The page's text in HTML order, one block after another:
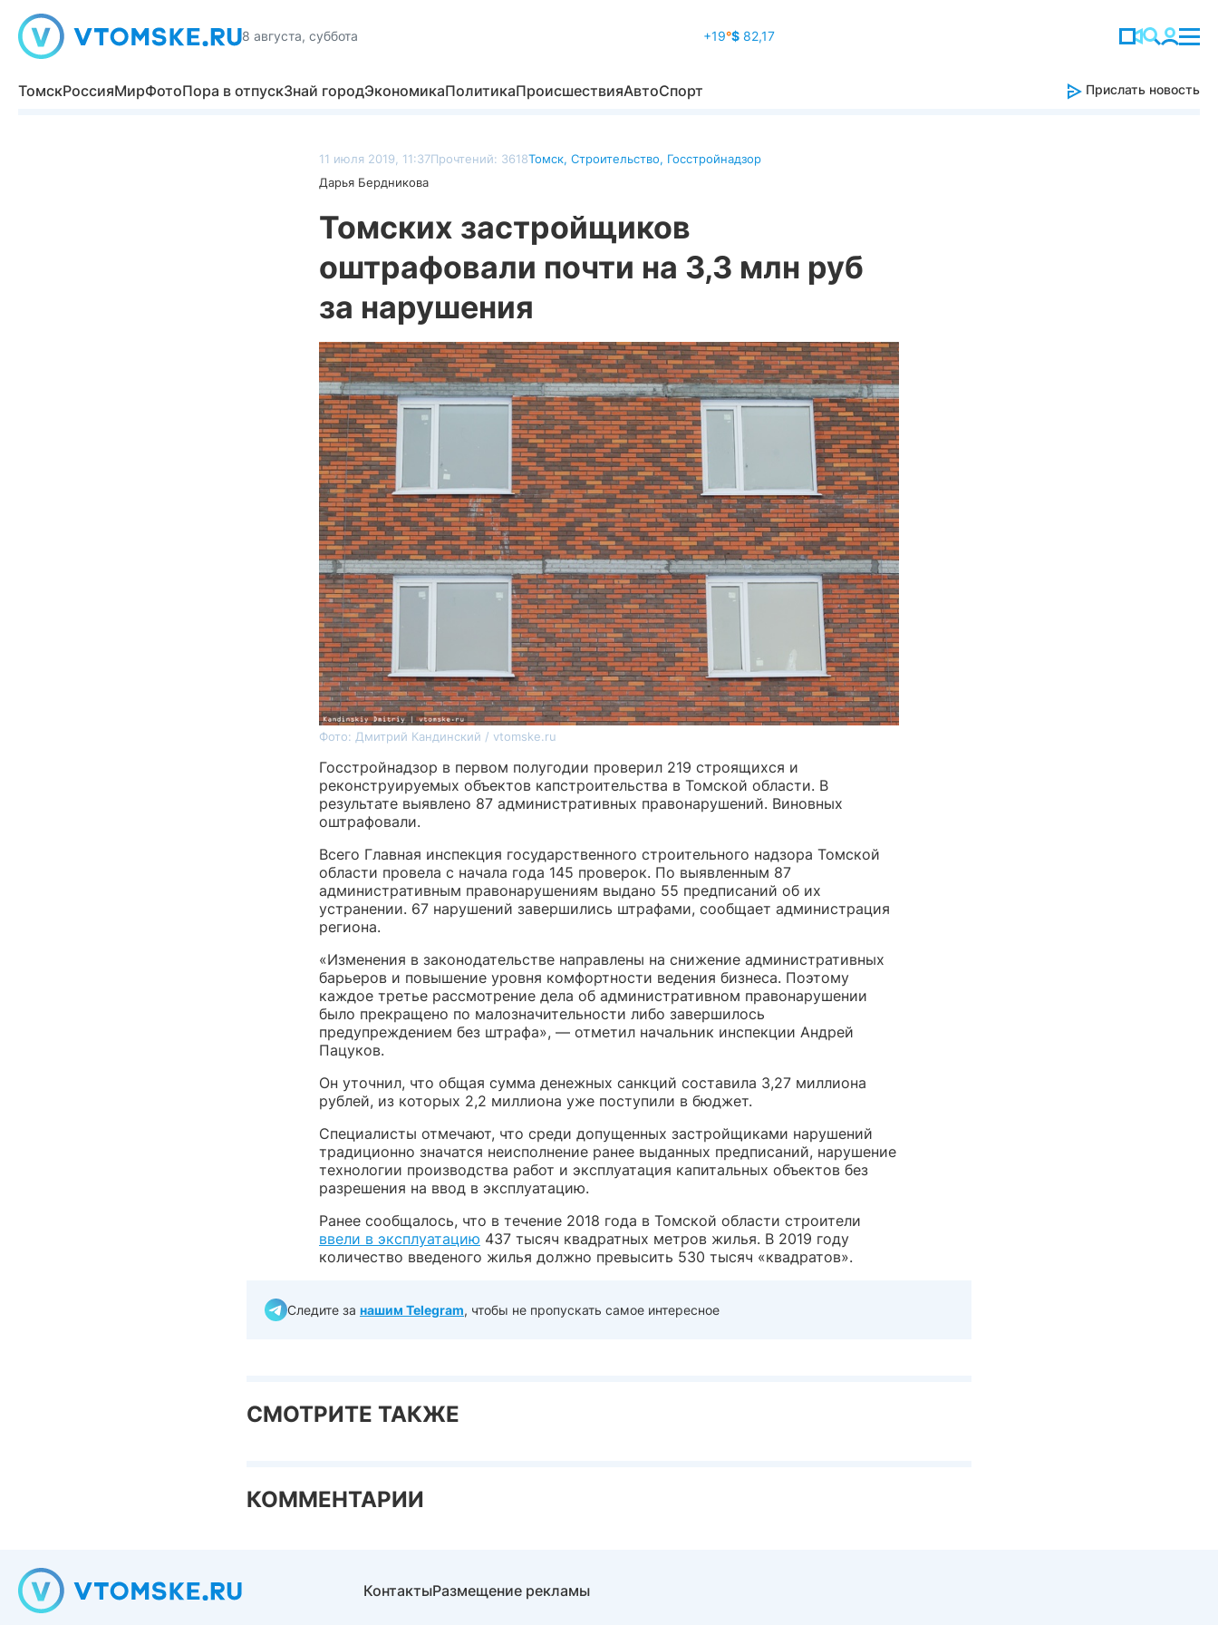
8 августа, суббота +19°$82,17
ТомскРоссияМирФотоПора в отпускЗнай городЭкономикаПолитикаПроисшествияАвтоСпорт Прислать новость
11 июля 2019, 11:37Прочтений: 3618Томск, Строительство, Госстройнадзор
Дарья Бердникова
Томских застройщиков
оштрафовали почти на 3,3 млн руб
за нарушения
Фото: Дмитрий Кандинский / vtomske.ru
Госстройнадзор в первом полугодии проверил 219 строящихся и
реконструируемых объектов капстроительства в Томской области. В
результате выявлено 87 административных правонарушений. Виновных
оштрафовали.
Всего Главная инспекция государственного строительного надзора Томской
области провела с начала года 145 проверок. По выявленным 87
административным правонарушениям выдано 55 предписаний об их
устранении. 67 нарушений завершились штрафами, сообщает администрация
региона.
«Изменения в законодательстве направлены на снижение административных
барьеров и повышение уровня комфортности ведения бизнеса. Поэтому
каждое третье рассмотрение дела об административном правонарушении
было прекращено по малозначительности либо завершилось
предупреждением без штрафа», — отметил начальник инспекции Андрей
Пацуков.
Он уточнил, что общая сумма денежных санкций составила 3,27 миллиона
рублей, из которых 2,2 миллиона уже поступили в бюджет.
Специалисты отмечают, что среди допущенных застройщиками нарушений
традиционно значатся неисполнение ранее выданных предписаний, нарушение
технологии производства работ и эксплуатация капитальных объектов без
разрешения на ввод в эксплуатацию.
Ранее сообщалось, что в течение 2018 года в Томской области строители
ввели в эксплуатацию 437 тысяч квадратных метров жилья. В 2019 году
количество введеного жилья должно превысить 530 тысяч «квадратов».
Следите за нашим Telegram, чтобы не пропускать самое интересное
СМОТРИТЕ ТАКЖЕ
КОММЕНТАРИИ
КонтактыРазмещение рекламы